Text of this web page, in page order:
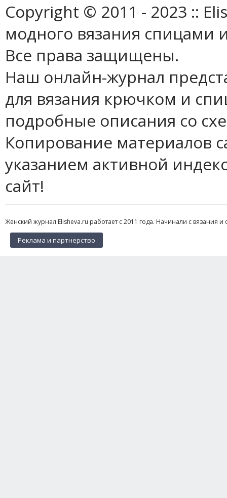
Copyright © 2011 - 2023 ::
модного вязания спицами
Все права защищены.
Наш онлайн-журнал
для вязания крючком и
подробные описания со
Копирование материалов
указанием активной
сайт!
Женский журнал Elisheva.ru работает с 2011 года. Начинали с вязания
Реклама и партнерство